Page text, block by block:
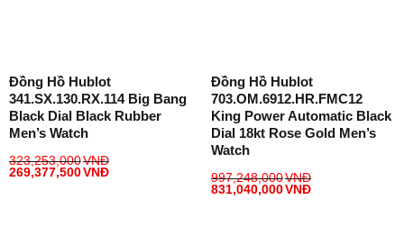
Đồng Hồ Hublot
341.SX.130.RX.114 Big Bang
Black Dial Black Rubber
Men’s Watch
323,253,000VNĐ
269,377,500VNĐ
Đồng Hồ Hublot
703.OM.6912.HR.FMC12
King Power Automatic Black
Dial 18kt Rose Gold Men’s
Watch
997,248,000VNĐ
831,040,000VNĐ